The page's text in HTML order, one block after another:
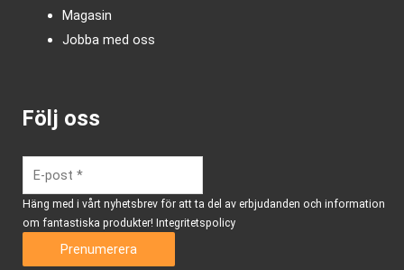
Magasin
Jobba med oss
Följ oss
Häng med i vårt nyhetsbrev för att ta del av erbjudanden och information
om fantastiska produkter! Integritetspolicy